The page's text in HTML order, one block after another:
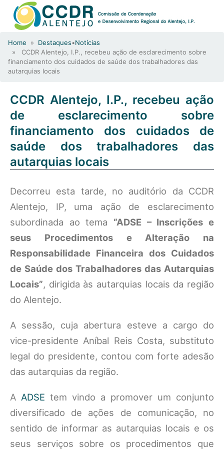
Home » Destaques•Notícias
» CCDR Alentejo, I.P., recebeu ação de esclarecimento sobre
financiamento dos cuidados de saúde dos trabalhadores das
autarquias locais
CCDR Alentejo, I.P., recebeu ação
de esclarecimento sobre
financiamento dos cuidados de
saúde dos trabalhadores das
autarquias locais
Decorreu esta tarde, no auditório da CCDR
Alentejo, IP, uma ação de esclarecimento
subordinada ao tema “ADSE – Inscrições e
seus Procedimentos e Alteração na
Responsabilidade Financeira dos Cuidados
de Saúde dos Trabalhadores das Autarquias
Locais”, dirigida às autarquias locais da região
do Alentejo.
A sessão, cuja abertura esteve a cargo do
vice-presidente Aníbal Reis Costa, substituto
legal do presidente, contou com forte adesão
das autarquias da região.
A ADSE tem vindo a promover um conjunto
diversificado de ações de comunicação, no
sentido de informar as autarquias locais e os
seus serviços sobre os procedimentos que